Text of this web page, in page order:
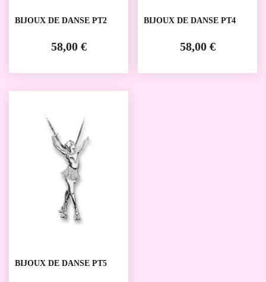
BIJOUX DE DANSE PT2
58,00 €
BIJOUX DE DANSE PT4
58,00 €
BIJOUX DE DANSE PT5